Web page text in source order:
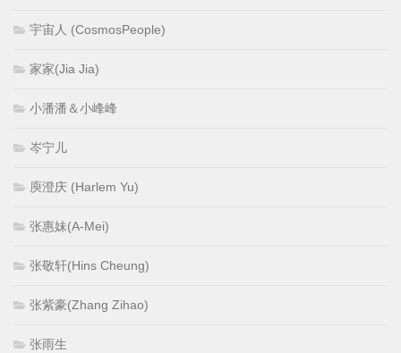
宇宙人 (CosmosPeople)
家家(Jia Jia)
小潘潘＆小峰峰
岑宁儿
庾澄庆 (Harlem Yu)
张惠妹(A-Mei)
张敬轩(Hins Cheung)
张紫豪(Zhang Zihao)
张雨生